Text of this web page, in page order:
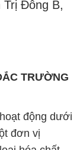
Trị Đông B,
TRƯỜNG
động dưới
đơn vị